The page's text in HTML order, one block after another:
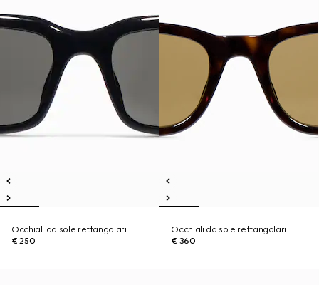
Occhiali da sole rettangolari
€ 250
Occhiali da sole rettangolari
€ 360